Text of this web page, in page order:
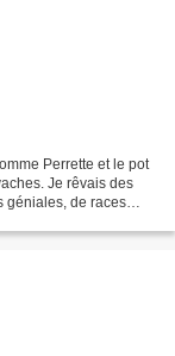
Perrette et le pot
Je rêvais des
géniales, de races